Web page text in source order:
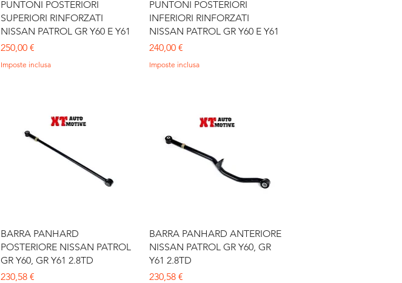
Vista rapida
PUNTONI POSTERIORI
SUPERIORI RINFORZATI
NISSAN PATROL GR Y60 E Y61
Prezzo
250,00 €
Imposte inclusa
Vista rapida
PUNTONI POSTERIORI
INFERIORI RINFORZATI
NISSAN PATROL GR Y60 E Y61
Prezzo
240,00 €
Imposte inclusa
Vista rapida
BARRA PANHARD
POSTERIORE NISSAN PATROL
GR Y60, GR Y61 2.8TD
Prezzo
230,58 €
Vista rapida
BARRA PANHARD ANTERIORE
NISSAN PATROL GR Y60, GR
Y61 2.8TD
Prezzo
230,58 €